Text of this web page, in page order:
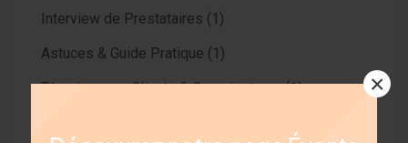
×
Interview de Prestataires (1)
Astuces & Guide Pratique (1)
Témoignages Clients & Organisateurs(1)